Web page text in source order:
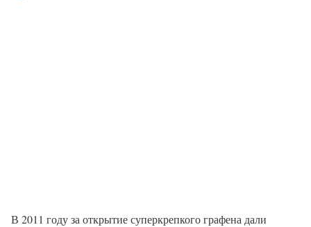
В 2011 году за открытие суперкрепкого графена дали